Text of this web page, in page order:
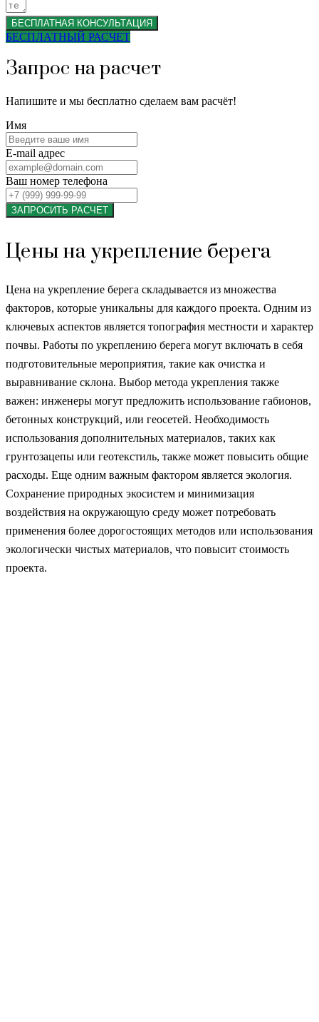
БЕСПЛАТНАЯ КОНСУЛЬТАЦИЯ
БЕСПЛАТНЫЙ РАСЧЕТ
Запрос на расчет
Напишите и мы бесплатно сделаем вам расчёт!
Имя
E-mail адрес
Ваш номер телефона
ЗАПРОСИТЬ РАСЧЕТ
Цены на укрепление берега
Цена на укрепление берега складывается из множества
факторов, которые уникальны для каждого проекта. Одним из
ключевых аспектов является топография местности и характер
почвы. Работы по укреплению берега могут включать в себя
подготовительные мероприятия, такие как очистка и
выравнивание склона. Выбор метода укрепления также
важен: инженеры могут предложить использование габионов,
бетонных конструкций, или геосетей. Необходимость
использования дополнительных материалов, таких как
грунтозацепы или геотекстиль, также может повысить общие
расходы. Еще одним важным фактором является экология.
Сохранение природных экосистем и минимизация
воздействия на окружающую среду может потребовать
применения более дорогостоящих методов или использования
экологически чистых материалов, что повысит стоимость
проекта.